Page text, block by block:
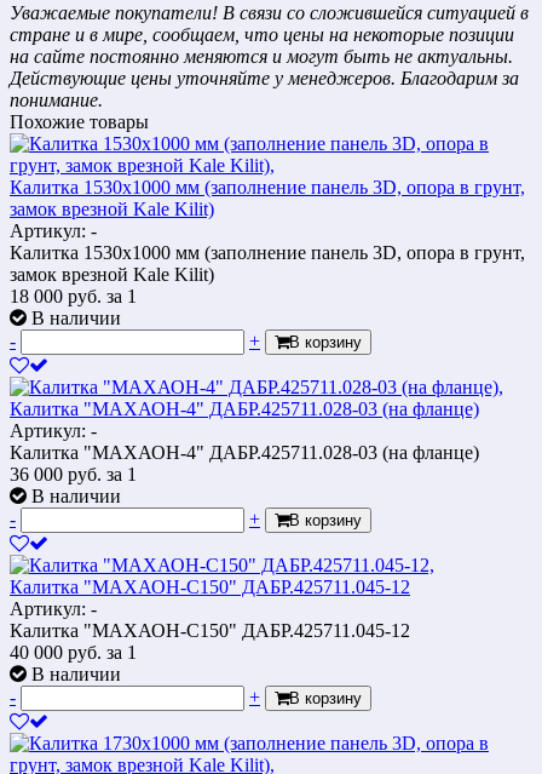
Уважаемые покупатели! В связи со сложившейся ситуацией в
стране и в мире, сообщаем, что цены на некоторые позиции
на сайте постоянно меняются и могут быть не актуальны.
Действующие цены уточняйте у менеджеров. Благодарим за
понимание.
Похожие товары
Калитка 1530х1000 мм (заполнение панель 3D, опора в грунт,
замок врезной Kale Kilit)
Артикул: -
Калитка 1530х1000 мм (заполнение панель 3D, опора в грунт,
замок врезной Kale Kilit)
18 000 руб. за 1
В наличии
-
+ В корзину
Калитка "МАХАОН-4" ДАБР.425711.028-03 (на фланце)
Артикул: -
Калитка "МАХАОН-4" ДАБР.425711.028-03 (на фланце)
36 000 руб. за 1
В наличии
-
+ В корзину
Калитка "МАХАОН-С150" ДАБР.425711.045-12
Артикул: -
Калитка "МАХАОН-С150" ДАБР.425711.045-12
40 000 руб. за 1
В наличии
-
+ В корзину